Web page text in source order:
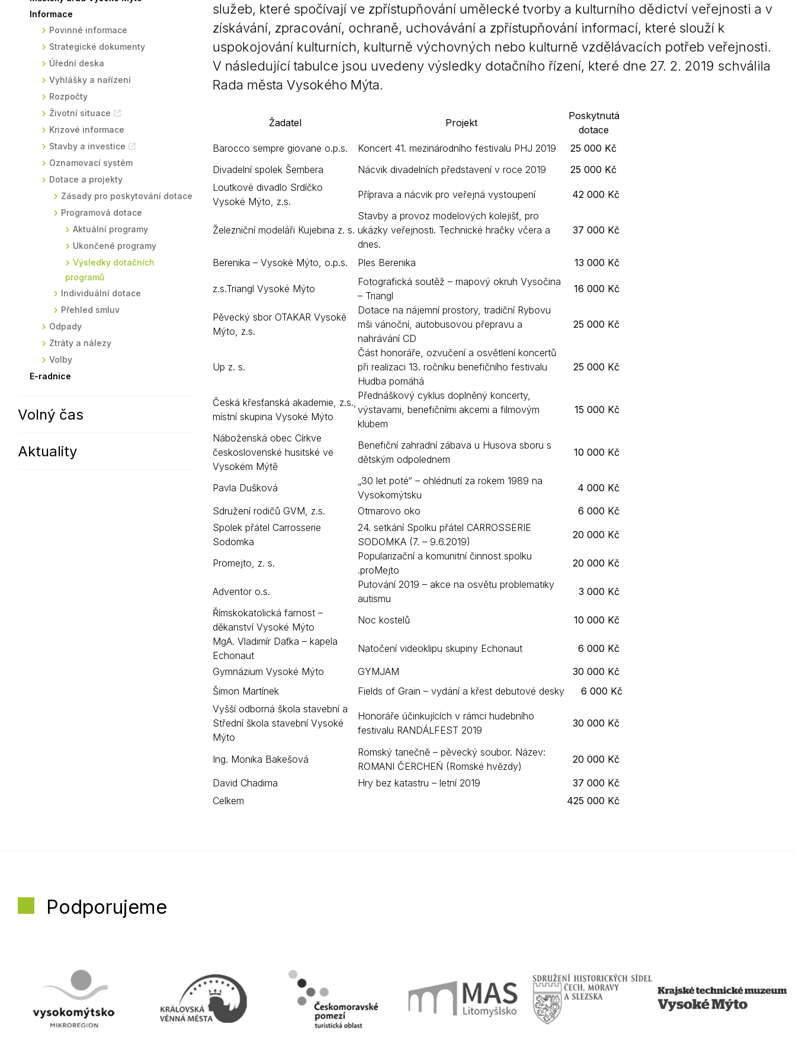
Sodomkovo Vysoké Mýto
Pohotovost
Komise
Symboly města
Krizové informace
Stavby a investice
Dotace a projekty
Kontakty
Informace
Povinné informace
Strategické dokumenty
Úřední deska
Vyhlášky a nařízení
Rozpočty
Životní situace
Krizové informace
Stavby a investice
Oznamovací systém
Dotace a projekty
Zásady pro poskytování dotace
Programová dotace
Aktuální programy
Ukončené programy
Výsledky dotačních
programů
Individuální dotace
Přehled smluv
Odpady
Ztráty a nálezy
Volby
E-radnice
Volný čas
Aktuality
služeb, které spočívají ve zpřístupňování umělecké tvorby a kulturního dědictví veřejnosti a v
získávání, zpracování, ochraně, uchovávání a zpřístupňování informací, které slouží k
uspokojování kulturních, kulturně výchovných nebo kulturně vzdělávacích potřeb veřejnosti.
V následující tabulce jsou uvedeny výsledky dotačního řízení, které dne 27. 2. 2019 schválila
Rada města Vysokého Mýta.
Žadatel Projekt
Poskytnutá
dotace
Barocco sempre giovane o.p.s.
Koncert 41. mezinárodního festivalu PHJ 2019
25 000 Kč
Divadelní spolek Šembera
Nácvik divadelních představení v roce 2019
25 000 Kč
Loutkové divadlo Srdíčko
Vysoké Mýto, z.s.
Příprava a nácvik pro veřejná vystoupení 42 000 Kč
Železniční modeláři Kujebina z. s.
Stavby a provoz modelových kolejišť, pro
ukázky veřejnosti. Technické hračky včera a
dnes.
37 000 Kč
Berenika – Vysoké Mýto, o.p.s. Ples Berenika 13 000 Kč
z.s.Triangl Vysoké Mýto
Fotografická soutěž – mapový okruh Vysočina
– Triangl
16 000 Kč
Pěvecký sbor OTAKAR Vysoké
Mýto, z.s.
Dotace na nájemní prostory, tradiční Rybovu
mši vánoční, autobusovou přepravu a
nahrávání CD
25 000 Kč
Up z. s.
Část honoráře, ozvučení a osvětlení koncertů
při realizaci 13. ročníku benefičního festivalu
Hudba pomáhá
25 000 Kč
Česká křesťanská akademie, z.s.,
místní skupina Vysoké Mýto
Přednáškový cyklus doplněný koncerty,
výstavami, benefičními akcemi a filmovým
klubem
15 000 Kč
Náboženská obec Církve
československé husitské ve
Vysokém Mýtě
Benefiční zahradní zábava u Husova sboru s
dětským odpolednem
10 000 Kč
Pavla Dušková
„30 let poté“ – ohlédnutí za rokem 1989 na
Vysokomýtsku
4 000 Kč
Sdružení rodičů GVM, z.s.
Otmarovo oko
6 000 Kč
Spolek přátel Carrosserie
Sodomka
24. setkání Spolku přátel CARROSSERIE
SODOMKA (7. – 9.6.2019)
20 000 Kč
Promejto, z. s.
Popularizační a komunitní činnost spolku
.proMejto
20 000 Kč
Adventor o.s.
Putování 2019 – akce na osvětu problematiky
autismu
3 000 Kč
Římskokatolická farnost –
děkanství Vysoké Mýto
Noc kostelů
10 000 Kč
MgA. Vladimír Daťka – kapela
Echonaut
Natočení videoklipu skupiny Echonaut
6 000 Kč
Gymnázium Vysoké Mýto
GYMJAM
30 000 Kč
Šimon Martínek
Fields of Grain – vydání a křest debutové desky
6 000 Kč
Vyšší odborná škola stavební a
Střední škola stavební Vysoké
Mýto
Honoráře účinkujících v rámci hudebního
festivalu RANDÁLFEST 2019
30 000 Kč
Ing. Monika Bakešová
Romský tanečně – pěvecký soubor. Název:
ROMANI ČERCHEŃ (Romské hvězdy)
20 000 Kč
David Chadima
Hry bez katastru – letní 2019
37 000 Kč
Celkem
425 000 Kč
Podporujeme